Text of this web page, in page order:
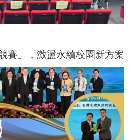
賽」，激盪永續校園新方案